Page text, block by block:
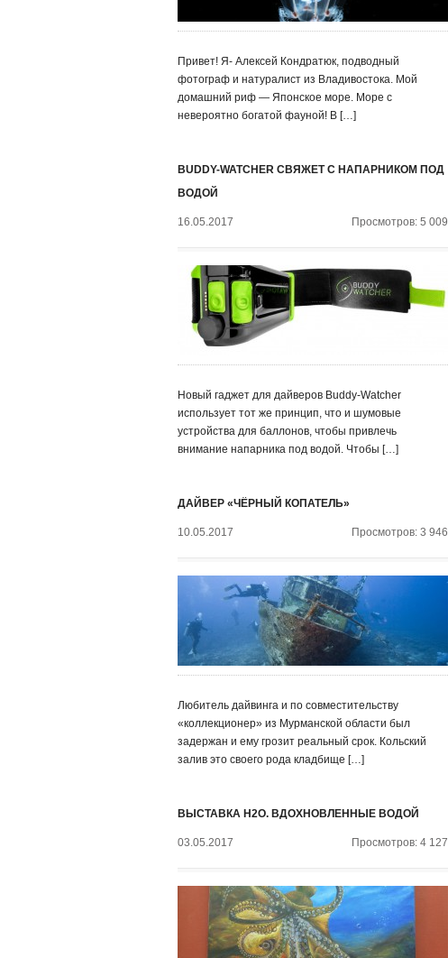
Привет! Я- Алексей Кондратюк, подводный
фотограф и натуралист из Владивостока. Мой
домашний риф — Японское море. Море с
невероятно богатой фауной! В […]
BUDDY-WATCHER СВЯЖЕТ С НАПАРНИКОМ ПОД
ВОДОЙ
16.05.2017 Просмотров: 5 009
Новый гаджет для дайверов Buddy-Watcher
использует тот же принцип, что и шумовые
устройства для баллонов, чтобы привлечь
внимание напарника под водой. Чтобы […]
ДАЙВЕР «ЧЁРНЫЙ КОПАТЕЛЬ»
10.05.2017 Просмотров: 3 946
Любитель дайвинга и по совместительству
«коллекционер» из Мурманской области был
задержан и ему грозит реальный срок. Кольский
залив это своего рода кладбище […]
ВЫСТАВКА H2O. ВДОХНОВЛЕННЫЕ ВОДОЙ
03.05.2017 Просмотров: 4 127